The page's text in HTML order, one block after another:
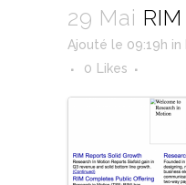
29 Mai RIM
Ajouté le 09:19h in
0
Likes